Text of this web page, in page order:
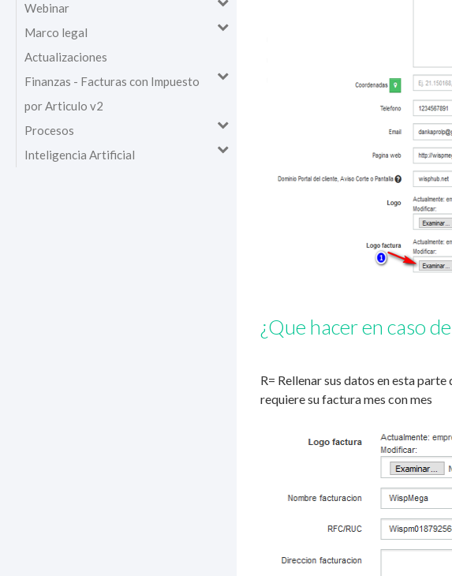
Webinar
Marco legal
Actualizaciones
Finanzas - Facturas con Impuesto
por Articulo v2
Procesos
Inteligencia Artificial
¿Que hacer en caso
R= Rellenar sus datos en esta
requiere su factura mes con mes